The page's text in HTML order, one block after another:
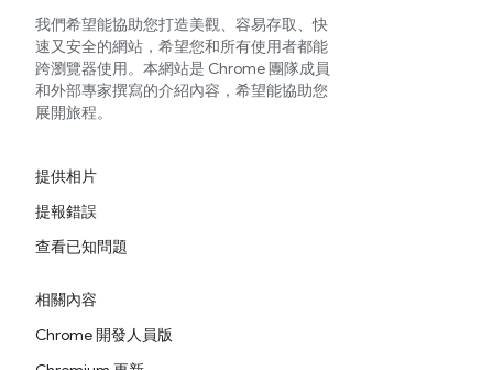
我們希望能協助您打造美觀、容易存取、快
速又安全的網站，希望您和所有使用者都能
跨瀏覽器使用。本網站是 Chrome 團隊成員
和外部專家撰寫的介紹內容，希望能協助您
展開旅程。
提供相片
提報錯誤
查看已知問題
相關內容
Chrome 開發人員版